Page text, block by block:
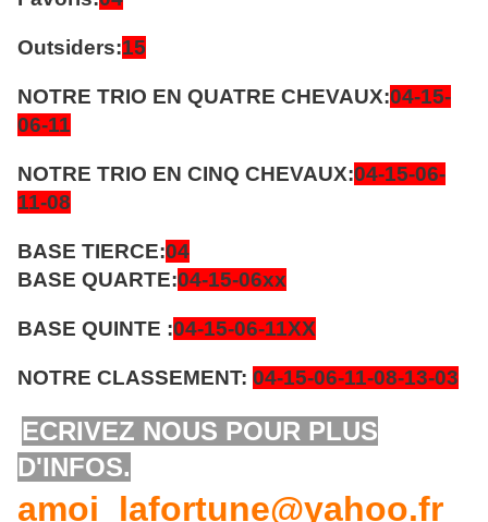
Outsiders:15
NOTRE TRIO EN QUATRE CHEVAUX:04-15-
06-11
NOTRE TRIO EN CINQ CHEVAUX:04-15-06-
11-08
BASE TIERCE:04
BASE QUARTE:04-15-06xx
BASE QUINTE :04-15-06-11XX
NOTRE CLASSEMENT: 04-15-06-11-08-13-03
ECRIVEZ NOUS POUR PLUS
D'INFOS.
amoi_lafortune@yahoo.fr